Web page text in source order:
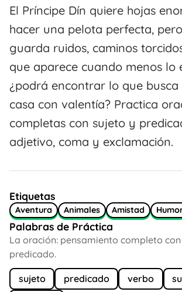
El Príncipe Dín quiere hojas
hacer una pelota perfecta,
guarda ruidos, caminos
que aparece cuando menos lo
¿podrá encontrar lo que
casa con valentía? Practica
completas con sujeto y
adjetivo, coma y exclamación.
Etiquetas
Aventura Animales Amistad
Palabras de Práctica
La oración: pensamiento completo
predicado.
sujeto predicado verbo